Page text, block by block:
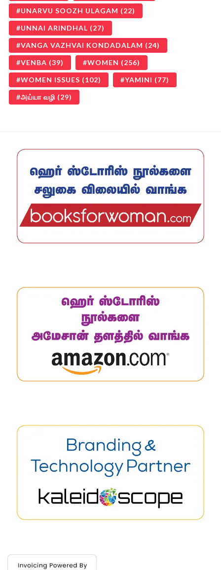
UNARVU SOOZH ULAGAM (22)
UNNAI ARINDHAL (27)
VANGA VAZHVAI KONDADALAM (24)
VENBA (39) WOMEN (256)
WOMEN ISSUES (102) YAMINI (77)
அய்யா வழி (29)